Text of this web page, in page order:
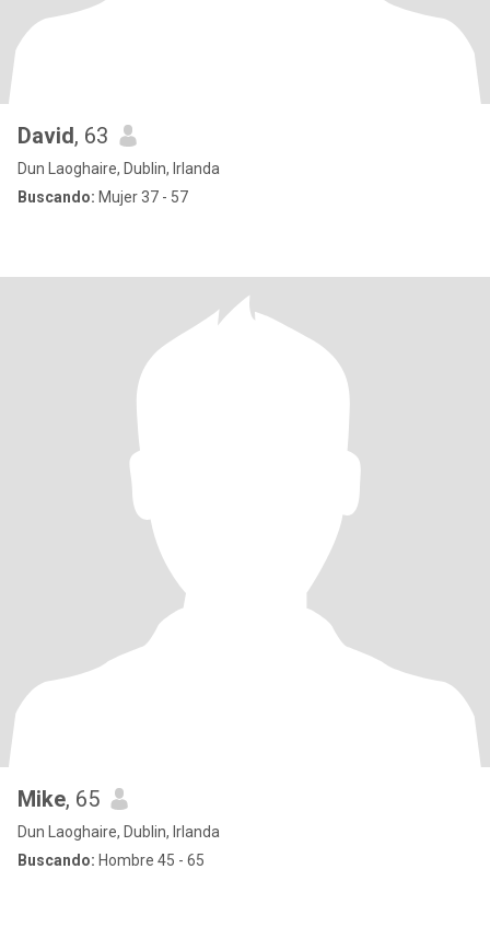
David, 63
Dun Laoghaire, Dublin, Irlanda
Buscando: Mujer 37 - 57
Mike, 65
Dun Laoghaire, Dublin, Irlanda
Buscando: Hombre 45 - 65